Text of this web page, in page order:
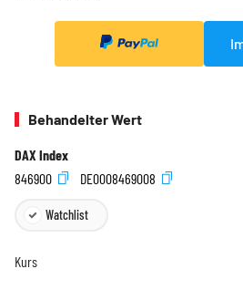
Behandelter Wert
DAX Index
846900
DE0008469008
Watchlist
Kurs